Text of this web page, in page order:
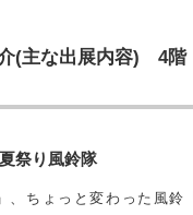
(主な出展内容) 4
祭り風鈴隊
、ちょっと変わった風鈴